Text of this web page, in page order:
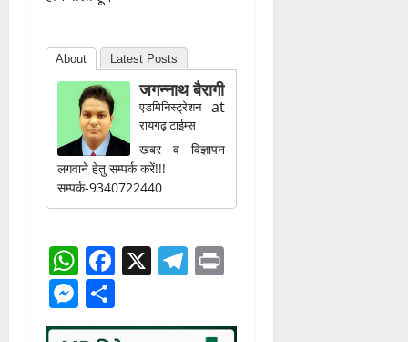
About Latest Posts
जगन्नाथ बैरागी
एडमिनिस्ट्रेशनat
रायगढ़ टाईम्स
खबर व विज्ञापन
लगवाने हेतु सम्पर्क करें!!!
सम्पर्क-9340722440
WhatsApp
Facebook
X Telegram
Messenger